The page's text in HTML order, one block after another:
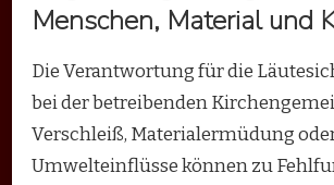
Menschen, Material und
Die Verantwortung für die
bei der betreibenden
Verschleiß, Materialermüdung
Umwelteinflüsse können zu